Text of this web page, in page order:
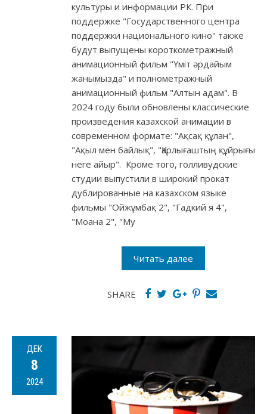
культуры и информации РК. При
поддержке "Государственного центра
поддержки национального кино" также
будут выпущены короткометражный
анимационный фильм "Үміт әрдайым
жанымызда" и полнометражный
анимационный фильм "Алтын адам". В
2024 году были обновлены классические
произведения казахской анимации в
современном формате: "Ақсақ құлан",
"Ақыл мен байлық", "Қарлығаштың құйрығы
неге айыр". Кроме того, голливудские
студии выпустили в широкий прокат
дублированные на казахском языке
фильмы "Ойжұмбақ 2", "Гадкий я 4",
"Моана 2", "Му
Читать далее
SHARE
ДЕК
8
2024